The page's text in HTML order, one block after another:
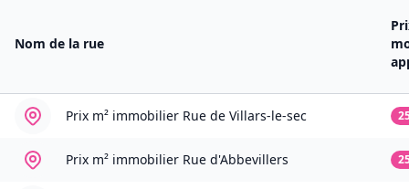
Nom de la rue
Prix m² immobilier Rue de Villars-le-sec
Prix m² immobilier Rue d'Abbevillers